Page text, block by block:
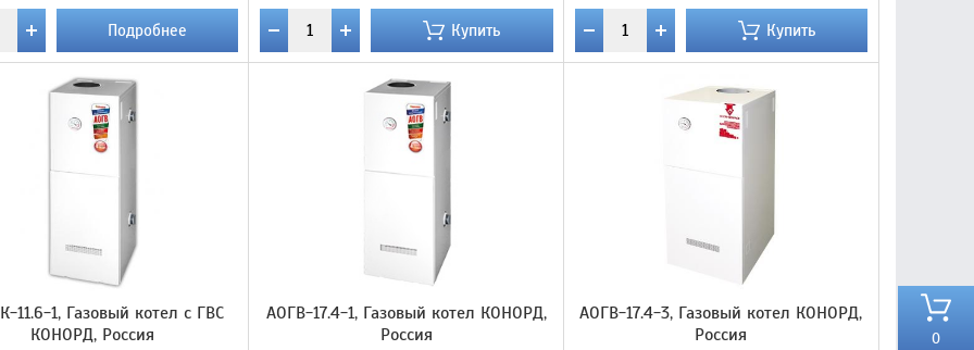
0
Подробнее Купить Купить
11.6-1, Газовый котел с ГВС
КОНОРД, Россия
АОГВ-17.4-1, Газовый котел КОНОРД,
Россия
АОГВ-17.4-3, Газовый котел КОНОРД,
Россия